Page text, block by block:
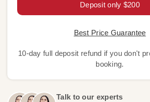
Deposit only $200
Best Price Guarantee
10-day full deposit refund if you don't
booking.
Talk to our experts